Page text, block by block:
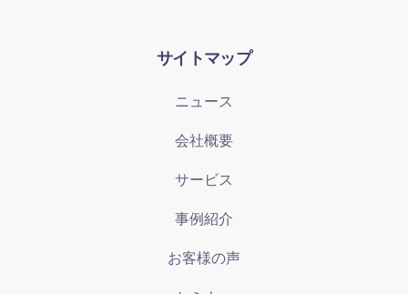
サイトマップ
ニュース
会社概要
サービス
事例紹介
お客様の声